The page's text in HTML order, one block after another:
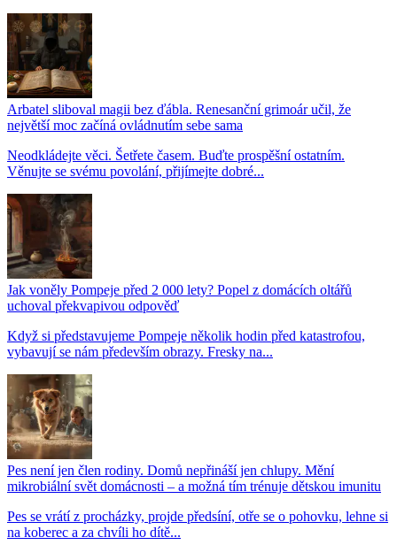
Arbatel sliboval magii bez ďábla. Renesanční grimoár učil, že
největší moc začíná ovládnutím sebe sama
Neodkládejte věci. Šetřete časem. Buďte prospěšní ostatním.
Věnujte se svému povolání, přijímejte dobré...
Jak voněly Pompeje před 2 000 lety? Popel z domácích oltářů
uchoval překvapivou odpověď
Když si představujeme Pompeje několik hodin před katastrofou,
vybavují se nám především obrazy. Fresky na...
Pes není jen člen rodiny. Domů nepřináší jen chlupy. Mění
mikrobiální svět domácnosti – a možná tím trénuje dětskou imunitu
Pes se vrátí z procházky, projde předsíní, otře se o pohovku, lehne si
na koberec a za chvíli ho dítě...